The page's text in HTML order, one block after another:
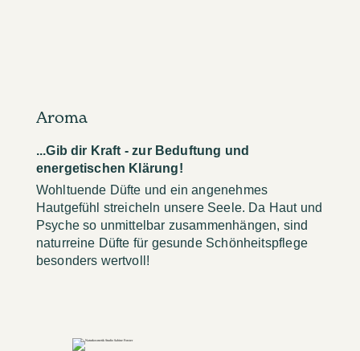
Aroma
...Gib dir Kraft - zur Beduftung und
energetischen Klärung!
Wohltuende Düfte und ein angenehmes
Hautgefühl streicheln unsere Seele. Da Haut und
Psyche so unmittelbar zusammenhängen, sind
naturreine Düfte für gesunde Schönheitspflege
besonders wertvoll!